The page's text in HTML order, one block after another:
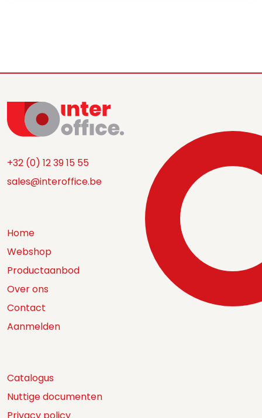
+32 (0) 12 39 15 55
sales@interoffice.be
Home
Webshop
Productaanbod
Over ons
Contact
Aanmelden
Catalogus
Nuttige documenten
Privacy policy